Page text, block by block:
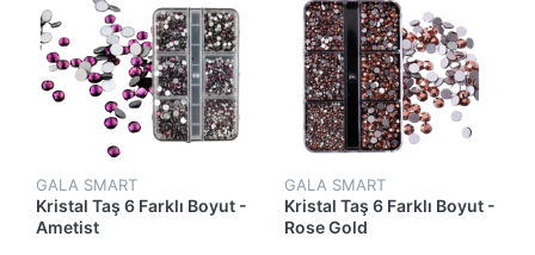
GALA SMART
Kristal Taş 6 Farklı Boyut -
Ametist
GALA SMART
Kristal Taş 6 Farklı Boyut -
Rose Gold